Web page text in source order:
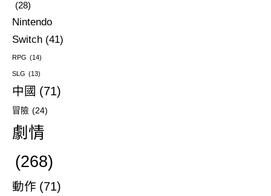
(28)
Nintendo
Switch (41)
RPG (14)
SLG (13)
中國 (71)
冒險 (24)
劇情
(268)
動作 (71)